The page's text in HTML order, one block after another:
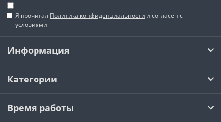
Я прочитал Политика конфиденциальности и согласен с
условиями
Информация
Категории
Время работы